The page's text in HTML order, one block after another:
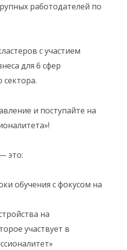
работодателей по
с участием
для 6 сфер
сектора.
и поступайте на
это:
обучения с фокусом на
на
участвует в